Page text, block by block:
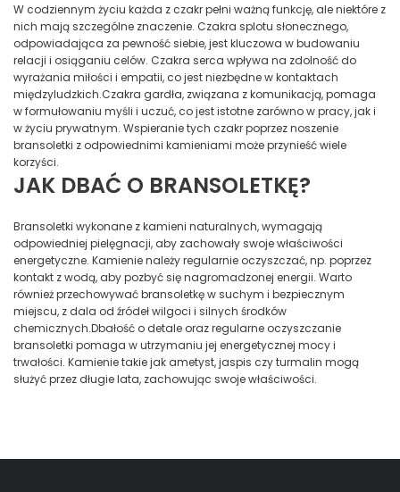
W codziennym życiu każda z czakr pełni ważną funkcję, ale niektóre z
nich mają szczególne znaczenie. Czakra splotu słonecznego,
odpowiadająca za pewność siebie, jest kluczowa w budowaniu
relacji i osiąganiu celów. Czakra serca wpływa na zdolność do
wyrażania miłości i empatii, co jest niezbędne w kontaktach
międzyludzkich.Czakra gardła, związana z komunikacją, pomaga
w formułowaniu myśli i uczuć, co jest istotne zarówno w pracy, jak i
w życiu prywatnym. Wspieranie tych czakr poprzez noszenie
bransoletki z odpowiednimi kamieniami może przynieść wiele
korzyści.
JAK DBAĆ O BRANSOLETKĘ?
Bransoletki wykonane z kamieni naturalnych, wymagają
odpowiedniej pielęgnacji, aby zachowały swoje właściwości
energetyczne. Kamienie należy regularnie oczyszczać, np. poprzez
kontakt z wodą, aby pozbyć się nagromadzonej energii. Warto
również przechowywać bransoletkę w suchym i bezpiecznym
miejscu, z dala od źródeł wilgoci i silnych środków
chemicznych.Dbałość o detale oraz regularne oczyszczanie
bransoletki pomaga w utrzymaniu jej energetycznej mocy i
trwałości. Kamienie takie jak ametyst, jaspis czy turmalin mogą
służyć przez długie lata, zachowując swoje właściwości.